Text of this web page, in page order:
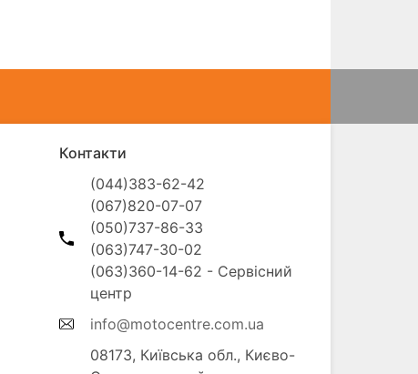
Контакти
(044)383-62-42
(067)820-07-07
(050)737-86-33
(063)747-30-02
(063)360-14-62 - Сервісний
info@motocentre.com.ua
08173, Київська обл., Києво-